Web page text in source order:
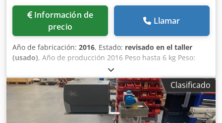
Información de
precio
Llamar
Año de fabricación: 2016, Estado: revisado en el taller
(usado), Año de producción 2016 Peso hasta 6 kg Peso:
máx. 6 kilos, mínimo. 20 g, e = 1 g Dirección del
movimiento L→ R o R→ L Etiqueta autoadhesiva: - Parte
superior (AirJet) - Abajo (AirJet) Terminal táctil a color GT-
12C Dcodpfxjwdgt Ej Ai Ssk Longitud del segmento de
pesaje: 400 mm Ancho de cinta 300 mm Tamaño total de la
máquina: 200 cm x 80 cm Posibilidad de subir el programa
Clasificado